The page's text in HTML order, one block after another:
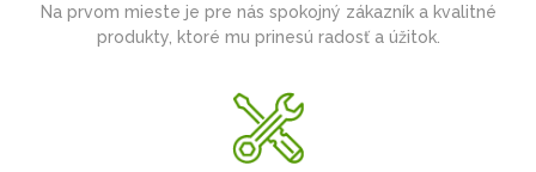
Na prvom mieste je pre nás spokojný zákazník a kvalitné
produkty, ktoré mu prinesú radosť a úžitok.